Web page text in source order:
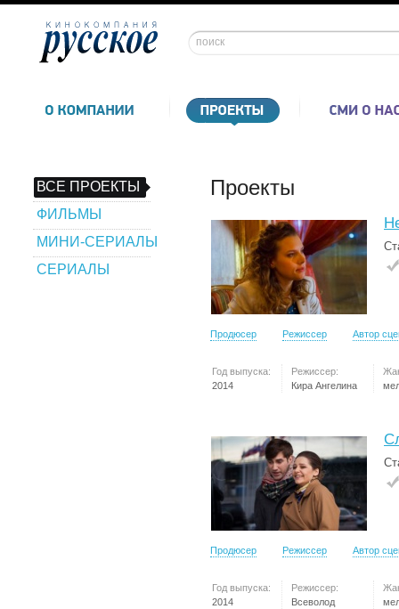
ВСЕ ПРОЕКТЫ
ФИЛЬМЫ
МИНИ-СЕРИАЛЫ
СЕРИАЛЫ
Проекты
Продюсер Режиссер Автор
Год выпуска:
2014
Режиссер:
Кира Ангелина
Продюсер Режиссер Автор
Год выпуска:
2014
Режиссер:
Всеволод